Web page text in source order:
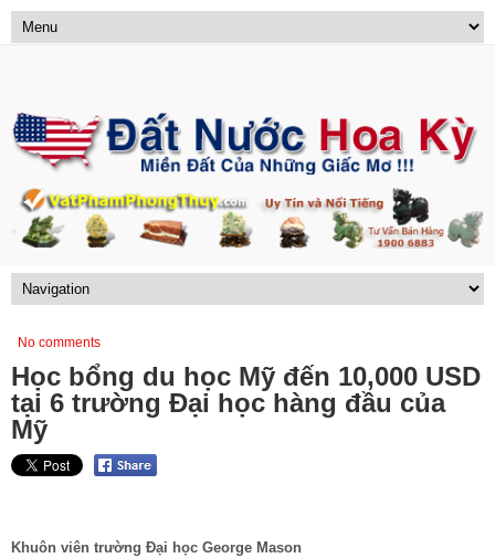
No comments
Học bổng du học Mỹ đến 10,000 USD
tại 6 trường Đại học hàng đầu của
Mỹ
Khuôn viên trường Đại học George Mason